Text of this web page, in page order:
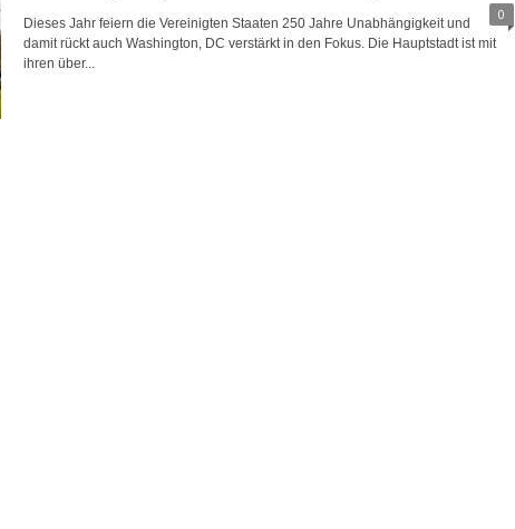
0
Dieses Jahr feiern die Vereinigten Staaten 250 Jahre Unabhängigkeit und
damit rückt auch Washington, DC verstärkt in den Fokus. Die Hauptstadt ist mit
ihren über...